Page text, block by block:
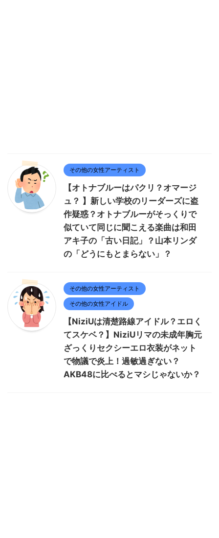
その他の女性アーティスト
【オトナブルーはパクリ？オマージ
ュ？ 】新しい学校のリーダーズに盗
作疑惑？オトナブルーがそっくりで
似ていて同じに聞こえる楽曲は和田
アキ子の「古い日記」？山本リンダ
の「どうにもとまらない」？
その他の女性アーティスト
その他の女性アイドル
【NiziUは清楚路線アイドル？エロく
てスケベ？】NiziUリマの未成年胸元
ざっくりセクシーエロ衣装がネット
で物議で炎上！過敏過ぎない？
AKB48に比べるとマシじゃないか？